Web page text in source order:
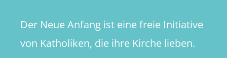
Der Neue Anfang ist eine freie Initiative
von Katholiken, die ihre Kirche lieben.